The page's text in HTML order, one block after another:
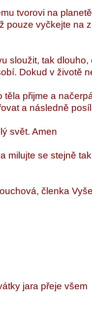
tvorovi na
pouze vyčkejte na
sloužit, tak
Dokud v životě
přijme a
a následně
svět. Amen
milujte se stejně
členka
jara přeje všem